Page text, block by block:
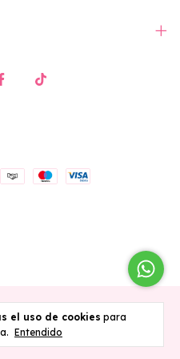
el uso de cookies para
Entendido
los derechos reservados.